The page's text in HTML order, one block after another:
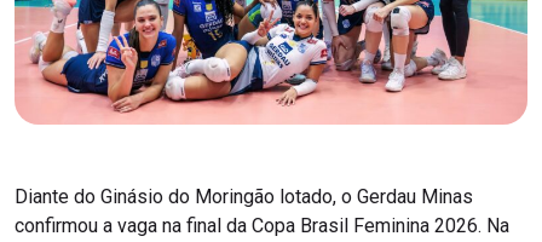
Diante do Ginásio do Moringão lotado, o Gerdau Minas
confirmou a vaga na final da Copa Brasil Feminina 2026. Na